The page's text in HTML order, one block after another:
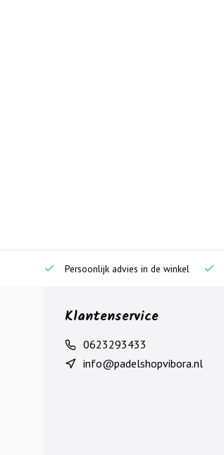
Persoonlijk advies in de winkel
Klantenservice
0623293433
info@padelshopvibora.nl